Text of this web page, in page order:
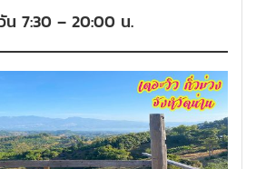
น 7:30 – 20:00 น.